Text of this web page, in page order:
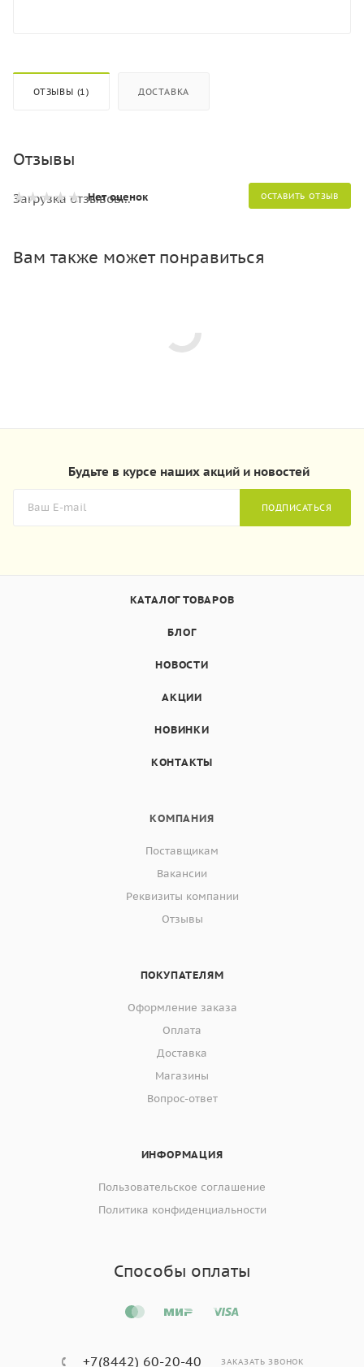
ОТЗЫВЫ (1) ДОСТАВКА
Отзывы
Нет оценок ОСТАВИТЬ ОТЗЫВ
Загрузка отзывов...
Вам также может понравиться
Будьте в курсе наших акций и новостей
ПОДПИСАТЬСЯ
КАТАЛОГ ТОВАРОВ
БЛОГ
НОВОСТИ
АКЦИИ
НОВИНКИ
КОНТАКТЫ
КОМПАНИЯ
Поставщикам
Вакансии
Реквизиты компании
Отзывы
ПОКУПАТЕЛЯМ
Оформление заказа
Оплата
Доставка
Магазины
Вопрос-ответ
ИНФОРМАЦИЯ
Пользовательское соглашение
Политика конфиденциальности
Способы оплаты
+7(8442) 60-20-40 ЗАКАЗАТЬ ЗВОНОК